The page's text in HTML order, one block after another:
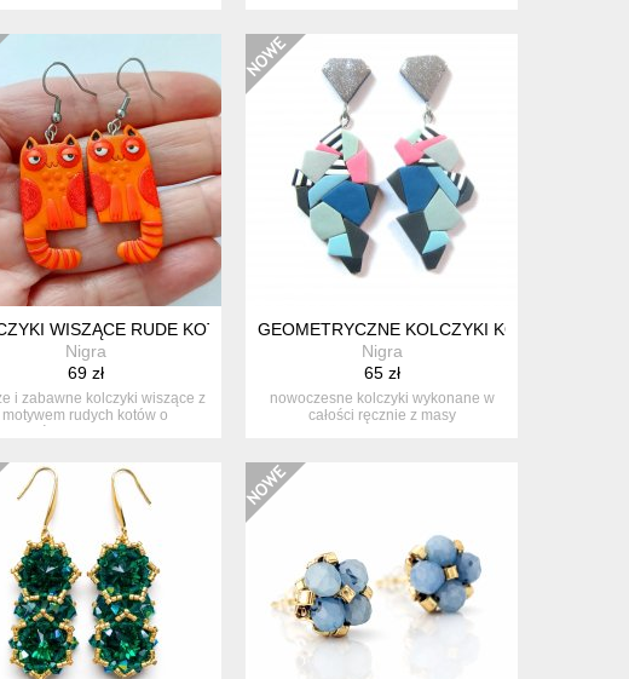
WISZĄCE RUDE KOTY
Nigra
69 zł
i zabawne kolczyki wiszące z
motywem rudych kotów o
śmiesznych,...
GEOMETRYCZNE KOLCZYKI KOLOROWE
Nigra
65 zł
nowoczesne kolczyki wykonane w
całości ręcznie z masy